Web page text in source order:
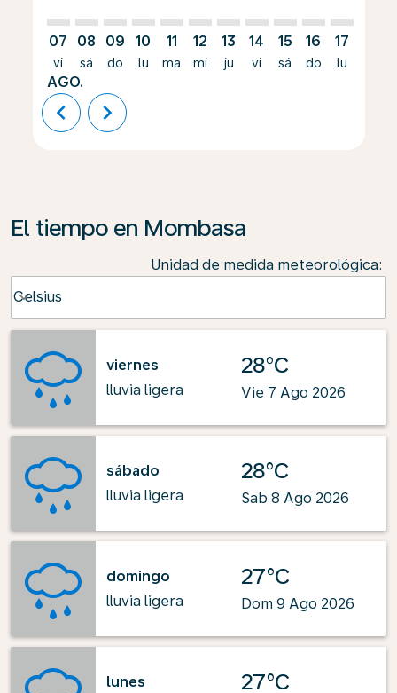
07
vi
AGO.
08
sá
09
do
10
lu
11
ma
12
mi
13
ju
14
vi
15
sá
16
do
17
lu
chevron_left chevron_right
El tiempo en Mombasa
Unidad de medida meteorológica:
Celsius
keyboard_arrow_down
viernes
lluvia ligera
28°C
Vie 7 Ago 2026
sábado
lluvia ligera
28°C
Sab 8 Ago 2026
domingo
lluvia ligera
27°C
Dom 9 Ago 2026
lunes
27°C